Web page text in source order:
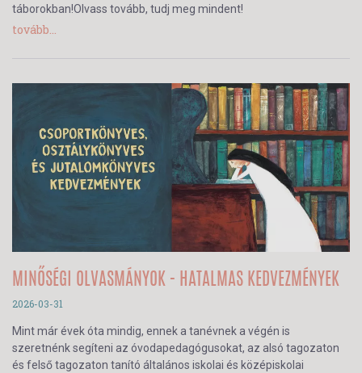
táborokban!Olvass tovább, tudj meg mindent!
tovább...
MINŐSÉGI OLVASMÁNYOK - HATALMAS KEDVEZMÉNYEK
2026-03-31
Mint már évek óta mindig, ennek a tanévnek a végén is
szeretnénk segíteni az óvodapedagógusokat, az alsó tagozaton
és felső tagozaton tanító általános iskolai és középiskolai